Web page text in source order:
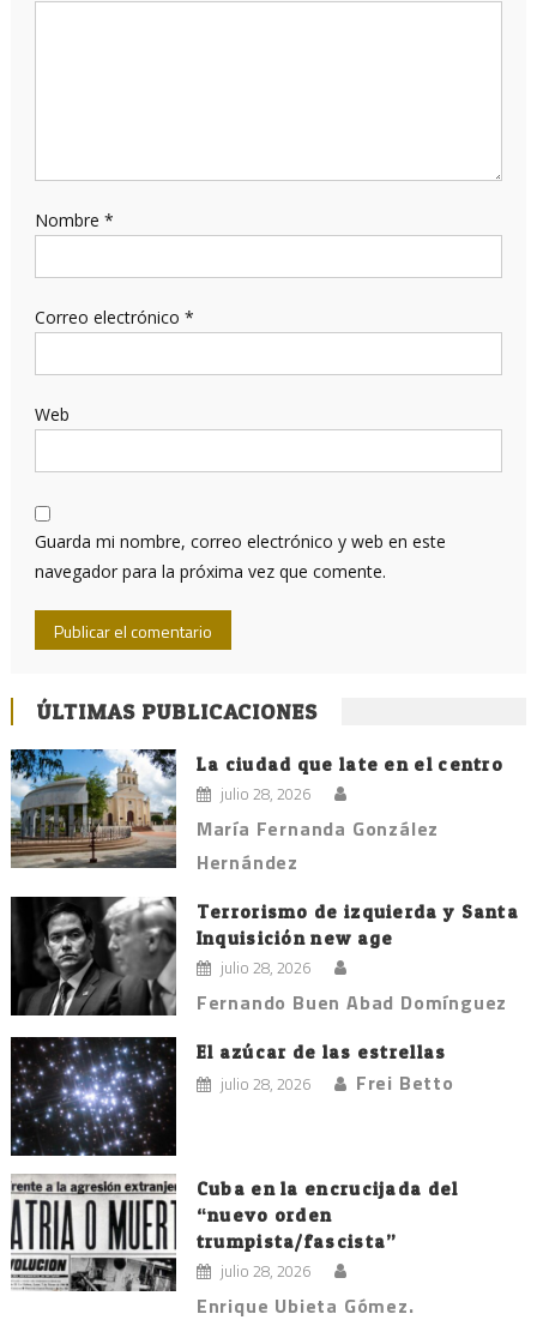
Nombre *
Correo electrónico *
Web
Guarda mi nombre, correo electrónico y web en este
navegador para la próxima vez que comente.
ÚLTIMAS PUBLICACIONES
La ciudad que late en el centro
julio 28, 2026
María Fernanda González
Hernández
Terrorismo de izquierda y Santa
Inquisición new age
julio 28, 2026
Fernando Buen Abad Domínguez
El azúcar de las estrellas
julio 28, 2026 Frei Betto
Cuba en la encrucijada del
“nuevo orden
trumpista/fascista”
julio 28, 2026
Enrique Ubieta Gómez.